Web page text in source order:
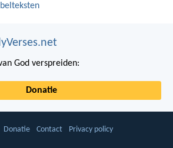
God verspreiden:
Donatie
Donatie Contact Privacy policy